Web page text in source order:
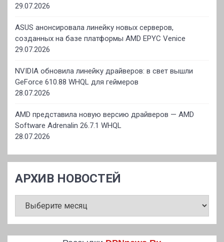
29.07.2026
ASUS анонсировала линейку новых серверов,
созданных на базе платформы AMD EPYC Venice
29.07.2026
NVIDIA обновила линейку драйверов: в свет вышли
GeForce 610.88 WHQL для геймеров
28.07.2026
AMD представила новую версию драйверов — AMD
Software Adrenalin 26.7.1 WHQL
28.07.2026
АРХИВ НОВОСТЕЙ
НОВОСТЕЙ